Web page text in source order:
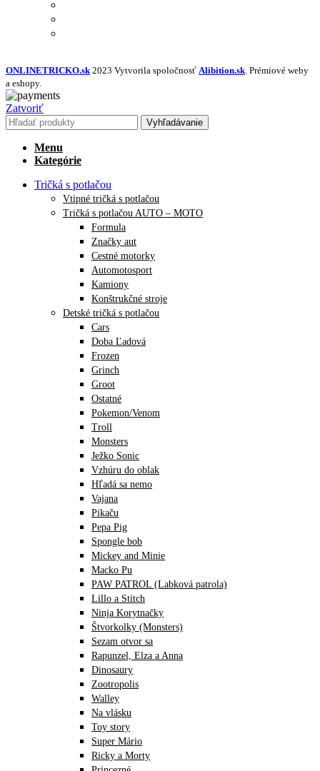
ONLINETRICKO.sk 2023 Vytvorila spoločnosť Alibition.sk . Prémiové weby
a eshopy.
Zatvoriť
Vyhľadávanie
Menu
Kategórie
Tričká s potlačou
Vtipné tričká s potlačou
Tričká s potlačou AUTO – MOTO
Formula
Značky aut
Cestné motorky
Automotosport
Kamiony
Konštrukčné stroje
Detské tričká s potlačou
Cars
Doba Ľadová
Frozen
Grinch
Groot
Ostatné
Pokemon/Venom
Troll
Monsters
Ježko Sonic
Vzhúru do oblak
Hľadá sa nemo
Vajana
Pikaču
Pepa Pig
Spongle bob
Mickey and Minie
Macko Pu
PAW PATROL (Labková patrola)
Lillo a Stitch
Ninja Korytnačky
Štvorkolky (Monsters)
Sezam otvor sa
Rapunzel, Elza a Anna
Dinosaury
Zootropolis
Walley
Na vlásku
Toy story
Super Mário
Ricky a Morty